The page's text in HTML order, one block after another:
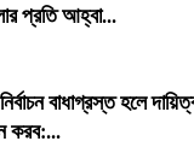
প্রতি আহ্বা...
বাধাগ্রস্ত হলে
করব:...